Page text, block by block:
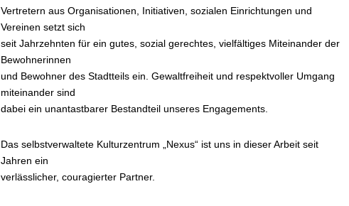
Vertretern aus Organisationen, Initiativen, sozialen Einrichtungen und
Vereinen setzt sich
seit Jahrzehnten für ein gutes, sozial gerechtes, vielfältiges Miteinander der
Bewohnerinnen
und Bewohner des Stadtteils ein. Gewaltfreiheit und respektvoller Umgang
miteinander sind
dabei ein unantastbarer Bestandteil unseres Engagements.
Das selbstverwaltete Kulturzentrum „Nexus“ ist uns in dieser Arbeit seit
Jahren ein
verlässlicher, couragierter Partner.